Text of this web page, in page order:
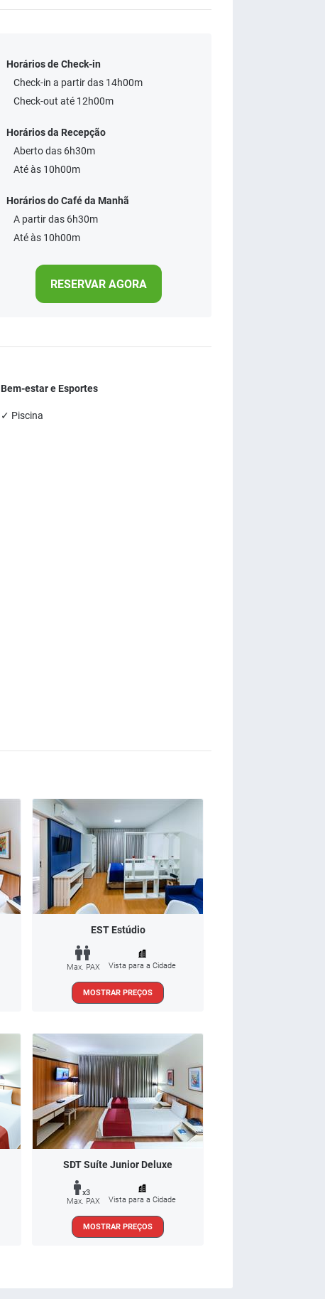
Horários de Check-in
Check-in a partir das 14h00m
Check-out até 12h00m
Horários da Recepção
Aberto das 6h30m
Até às 10h00m
Horários do Café da Manhã
A partir das 6h30m
Até às 10h00m
RESERVAR AGORA
Bem-estar e Esportes
✓ Piscina
EST Estúdio
Max. PAX Vista para a Cidade
MOSTRAR PREÇOS
SDT Suíte Junior Deluxe
x3
Max. PAX
Vista para a Cidade
MOSTRAR PREÇOS